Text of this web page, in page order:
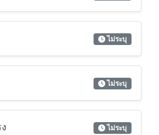
ไม่ระบุ
ไม่ระบุ
ไม่ระบุ